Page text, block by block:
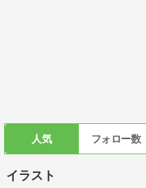
人気 フォロー数
イラスト